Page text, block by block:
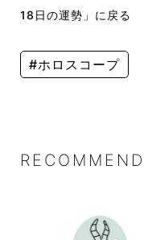
18日の運勢」に戻る
#ホロスコープ